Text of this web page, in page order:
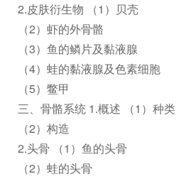
2.皮肤衍生物 （1）贝壳
（2）虾的外骨骼
（3）鱼的鳞片及黏液腺
（4）蛙的黏液腺及色素细胞
（5）鳖甲
三、骨骼系统 1.概述 （1）种类
（2）构造
2.头骨 （1）鱼的头骨
（2）蛙的头骨